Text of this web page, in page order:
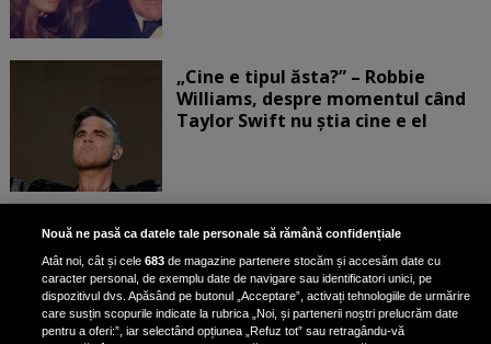
„Cine e tipul ăsta?” – Robbie
Williams, despre momentul când
Taylor Swift nu știa cine e el
Bruce Dickinson, solistul trupei
Iron Maiden, şi-a arătat talentul
de scrimer la un concurs în Franţa
Nouă ne pasă ca datele tale personale să rămână confidențiale
Atât noi, cât și cele683 de magazine partenere stocăm și accesăm date cu
caracter personal, de exemplu date de navigare sau identificatori unici, pe
dispozitivul dvs. Apăsând pe butonul „Acceptare”, activați tehnologiile de urmărire
care susțin scopurile indicate la rubrica „Noi, și partenerii noștri prelucrăm date
pentru a oferi:”, iar selectând opțiunea „Refuz tot” sau retragându-vă